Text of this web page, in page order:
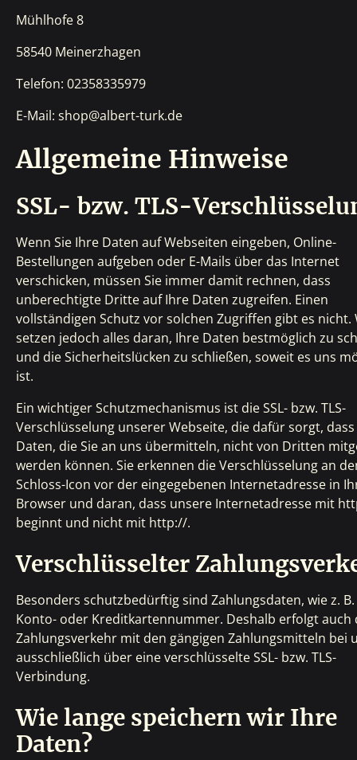
Mühlhofe 8
58540 Meinerzhagen
Telefon: 02358335979
E-Mail: shop@albert-turk.de
Allgemeine Hinweise
SSL- bzw. TLS-
Wenn Sie Ihre Daten auf Webseiten eingeben, Online-
Bestellungen aufgeben oder E-Mails über das Internet
verschicken, müssen Sie immer damit rechnen, dass
unberechtigte Dritte auf Ihre Daten zugreifen. Einen
vollständigen Schutz vor solchen Zugriffen gibt es nicht.
setzen jedoch alles daran, Ihre Daten bestmöglich zu
und die Sicherheitslücken zu schließen, soweit es uns
ist.
Ein wichtiger Schutzmechanismus ist die SSL- bzw. TLS-
Verschlüsselung unserer Webseite, die dafür sorgt, dass
Daten, die Sie an uns übermitteln, nicht von Dritten
werden können. Sie erkennen die Verschlüsselung an
Schloss-Icon vor der eingegebenen Internetadresse in
Browser und daran, dass unsere Internetadresse mit
beginnt und nicht mit http://.
Verschlüsselter
Besonders schutzbedürftig sind Zahlungsdaten, wie z.
Konto- oder Kreditkartennummer. Deshalb erfolgt auch
Zahlungsverkehr mit den gängigen Zahlungsmitteln bei
ausschließlich über eine verschlüsselte SSL- bzw. TLS-
Verbindung.
Wie lange speichern wir Ihre
Daten?